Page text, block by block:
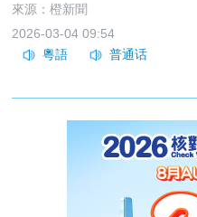
來源：橙新聞
2026-03-04 09:54